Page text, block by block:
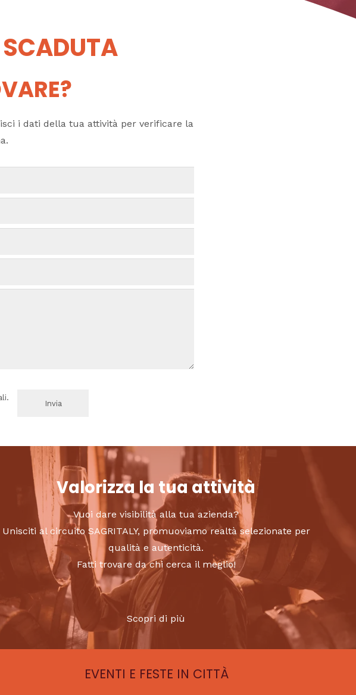
i dati della tua attività per verificare la
Valorizza la tua attività
Vuoi dare visibilità alla tua azienda?
Unisciti al circuito SAGRITALY, promuoviamo realtà selezionate per
qualità e autenticità.
Fatti trovare da chi cerca il meglio!
Scopri di più
EVENTI E FESTE IN CITTÀ